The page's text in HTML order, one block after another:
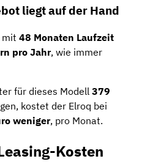
liegt auf der Hand
mit 48 Monaten Laufzeit
pro Jahr, wie immer
für dieses Modell 379
kostet der Elroq bei
weniger, pro Monat.
Kosten